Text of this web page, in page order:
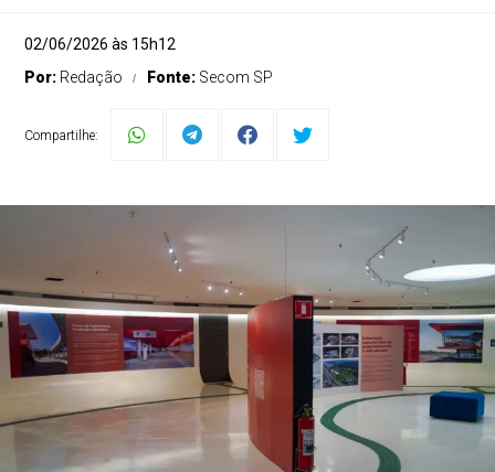
02/06/2026 às 15h12
Por: Redação Fonte: Secom SP
Compartilhe: